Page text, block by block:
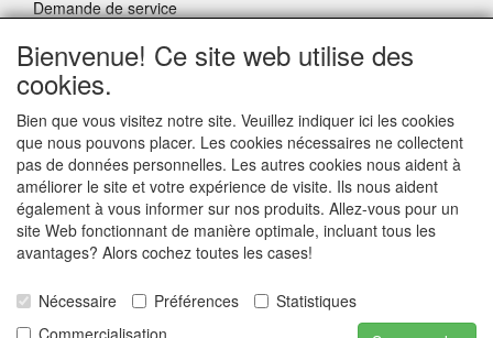
Demande de service
Demander un lien d'annulation
CONTACTGEGEVENS
www.ferroli-vdht.be
Rouwbergskens 7 hal 14
2340 Beerse
E-mail: verkoop@vdht.be
Telefoon:
Bienvenue! Ce site web utilise des
cookies.
Bien que vous visitez notre site. Veuillez indiquer ici les cookies
que nous pouvons placer. Les cookies nécessaires ne collectent
pas de données personnelles. Les autres cookies nous aident à
améliorer le site et votre expérience de visite. Ils nous aident
également à vous informer sur nos produits. Allez-vous pour un
site Web fonctionnant de manière optimale, incluant tous les
avantages? Alors cochez toutes les cases!
Nécessaire Préférences
Statistiques
Commercialisation